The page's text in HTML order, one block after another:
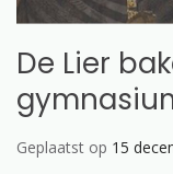
De Lier
Geplaatst op 15